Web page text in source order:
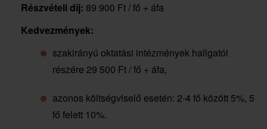
Részvételi díj: 89 900 Ft / fő + áfa
Kedvezmények:
szakirányú oktatási intézmények hallgatói
részére 29 500 Ft / fő + áfa,
azonos költségviselő esetén: 2-4 fő között 5%, 5
fő felett 10%.